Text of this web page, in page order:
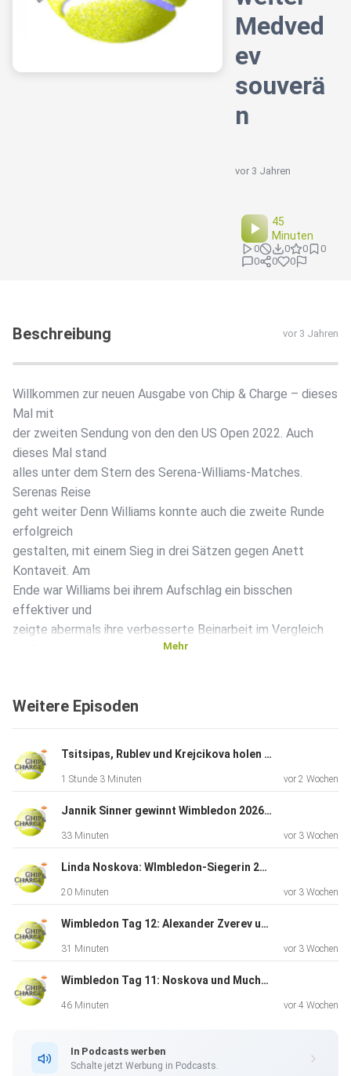
Medved
ev
souverä
n
vor 3 Jahren
45
Minuten
0 0 0
0
0
0 0
Beschreibung vor 3 Jahren
Willkommen zur neuen Ausgabe von Chip & Charge – dieses
Mal mit
der zweiten Sendung von den den US Open 2022. Auch
dieses Mal stand
alles unter dem Stern des Serena-Williams-Matches.
Serenas Reise
geht weiter Denn Williams konnte auch die zweite Runde
erfolgreich
gestalten, mit einem Sieg in drei Sätzen gegen Anett
Kontaveit. Am
Ende war Williams bei ihrem Aufschlag ein bisschen
effektiver und
zeigte abermals ihre verbesserte Beinarbeit im Vergleich
Setzung von Kontaveit. In der nächsten Runde geht es
Tomljanovic. Danach könnte eine der Formspielerinnen
überhaupt
warten, nämlich ...
Dieser Podcast wird vermarktet von der Podcastbude.
www.podcastbu.de - Full-Service-Podcast-Agentur -
Produktion, Vermarktung, Distribution und Hosting.
damit Geld
verdienen?
Dort erhältst du alle Informationen zu unseren kostenlosen
Mehr
Weitere Episoden
Tsitsipas, Rublev und Krejcikova holen sich Selbstvertrauen
1 Stunde 3 Minuten vor 2 Wochen
Jannik Sinner gewinnt Wimbledon 2026 gegen Alexander Zverev
33 Minuten vor 3 Wochen
Linda Noskova: WImbledon-Siegerin 2026
20 Minuten vor 3 Wochen
Wimbledon Tag 12: Alexander Zverev und Jannik Sinner im Wimbledon-Finale
31 Minuten vor 3 Wochen
Wimbledon Tag 11: Noskova und Muchova im Finale - Vorschau auf die Herrenhalbfinals
46 Minuten vor 4 Wochen
In Podcasts werben
Schalte jetzt Werbung in Podcasts.